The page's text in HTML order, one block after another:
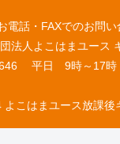
電話・FAXでのお問い
法人よこはまユース
平日 9時～17
こはまユース放課後